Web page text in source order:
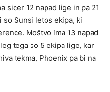
sicer 12 napad lige in pa 21
so Sunsi letos ekipa, ki
Moštvo ima 13 napad
tega so 5 ekipa lige, kar
tekma, Phoenix pa bi na